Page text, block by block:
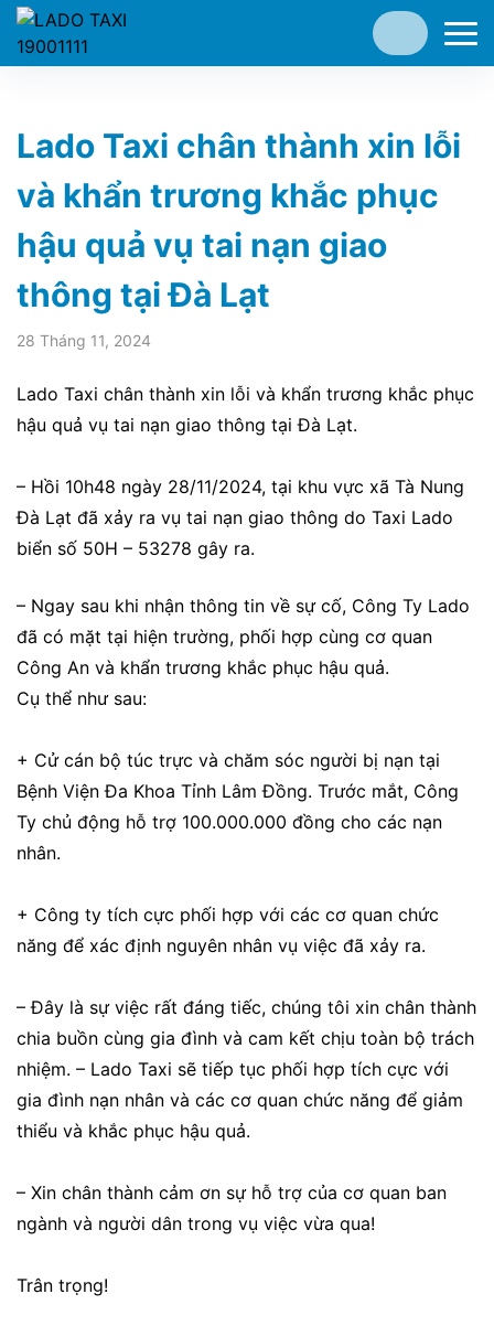
Lado Taxi chân thành xin lỗi
và khẩn trương khắc phục
hậu quả vụ tai nạn giao
thông tại Đà Lạt
28 Tháng 11, 2024
Lado Taxi chân thành xin lỗi và khẩn trương khắc phục
hậu quả vụ tai nạn giao thông tại Đà Lạt.
– Hồi 10h48 ngày 28/11/2024, tại khu vực xã Tà Nung
Đà Lạt đã xảy ra vụ tai nạn giao thông do Taxi Lado
biển số 50H – 53278 gây ra.
– Ngay sau khi nhận thông tin về sự cố, Công Ty Lado
đã có mặt tại hiện trường, phối hợp cùng cơ quan
Công An và khẩn trương khắc phục hậu quả.
Cụ thể như sau:
+ Cử cán bộ túc trực và chăm sóc người bị nạn tại
Bệnh Viện Đa Khoa Tỉnh Lâm Đồng. Trước mắt, Công
Ty chủ động hỗ trợ 100.000.000 đồng cho các nạn
nhân.
+ Công ty tích cực phối hợp với các cơ quan chức
năng để xác định nguyên nhân vụ việc đã xảy ra.
– Đây là sự việc rất đáng tiếc, chúng tôi xin chân thành
chia buồn cùng gia đình và cam kết chịu toàn bộ trách
nhiệm. – Lado Taxi sẽ tiếp tục phối hợp tích cực với
gia đình nạn nhân và các cơ quan chức năng để giảm
thiểu và khắc phục hậu quả.
– Xin chân thành cảm ơn sự hỗ trợ của cơ quan ban
ngành và người dân trong vụ việc vừa qua!
Trân trọng!